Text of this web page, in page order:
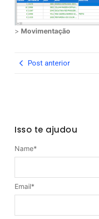
> Movimentação
Post anterior
Isso te ajudou
Name*
Email*